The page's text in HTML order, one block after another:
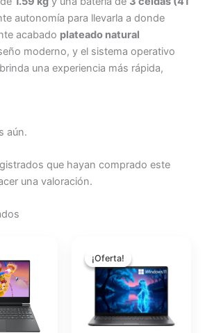
autonomía para llevarla a donde
acabado plateado natural
moderno, y el sistema operativo
brinda una experiencia más rápida,
aún.
que hayan comprado este
una valoración.
¡Oferta!
¡Oferta!
original
era:
$1,856.04.